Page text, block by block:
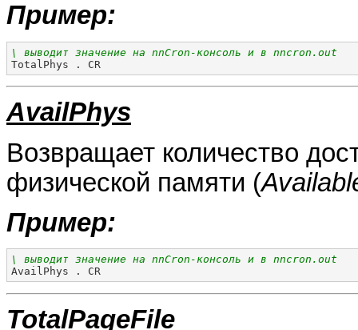
Пример:
\ выводит значение на nnCron-консоль и в nncron.out
TotalPhys . CR
AvailPhys
Возвращает количество
физической памяти (
Пример:
\ выводит значение на nnCron-консоль и в nncron.out
AvailPhys . CR
TotalPageFile